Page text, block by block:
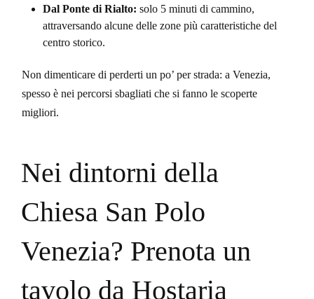
Dal Ponte di Rialto: solo 5 minuti di cammino,
attraversando alcune delle zone più caratteristiche del
centro storico.
Non dimenticare di perderti un po’ per strada: a Venezia,
spesso è nei percorsi sbagliati che si fanno le scoperte
migliori.
Nei dintorni della
Chiesa San Polo
Venezia? Prenota un
tavolo da Hostaria